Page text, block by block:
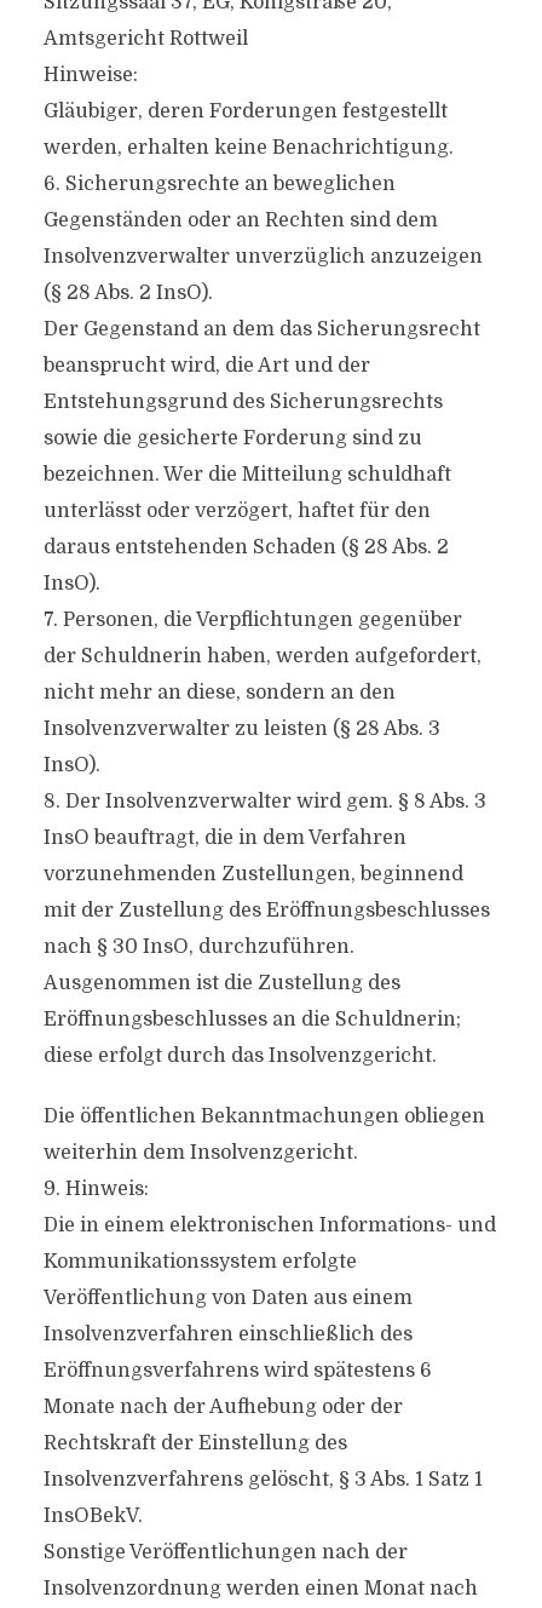
Amtsgericht Rottweil
Hinweise:
Gläubiger, deren Forderungen festgestellt
werden, erhalten keine Benachrichtigung.
6. Sicherungsrechte an beweglichen
Gegenständen oder an Rechten sind dem
Insolvenzverwalter unverzüglich anzuzeigen
(§ 28 Abs. 2 InsO).
Der Gegenstand an dem das Sicherungsrecht
beansprucht wird, die Art und der
Entstehungsgrund des Sicherungsrechts
sowie die gesicherte Forderung sind zu
bezeichnen. Wer die Mitteilung schuldhaft
unterlässt oder verzögert, haftet für den
daraus entstehenden Schaden (§ 28 Abs. 2
InsO).
7. Personen, die Verpflichtungen gegenüber
der Schuldnerin haben, werden aufgefordert,
nicht mehr an diese, sondern an den
Insolvenzverwalter zu leisten (§ 28 Abs. 3
InsO).
8. Der Insolvenzverwalter wird gem. § 8 Abs. 3
InsO beauftragt, die in dem Verfahren
vorzunehmenden Zustellungen, beginnend
mit der Zustellung des Eröffnungsbeschlusses
nach § 30 InsO, durchzuführen.
Ausgenommen ist die Zustellung des
Eröffnungsbeschlusses an die Schuldnerin;
diese erfolgt durch das Insolvenzgericht.
Die öffentlichen Bekanntmachungen obliegen
weiterhin dem Insolvenzgericht.
9. Hinweis:
Die in einem elektronischen Informations- und
Kommunikationssystem erfolgte
Veröffentlichung von Daten aus einem
Insolvenzverfahren einschließlich des
Eröffnungsverfahrens wird spätestens 6
Monate nach der Aufhebung oder der
Rechtskraft der Einstellung des
Insolvenzverfahrens gelöscht, § 3 Abs. 1 Satz 1
InsOBekV.
Sonstige Veröffentlichungen nach der
Insolvenzordnung werden einen Monat nach